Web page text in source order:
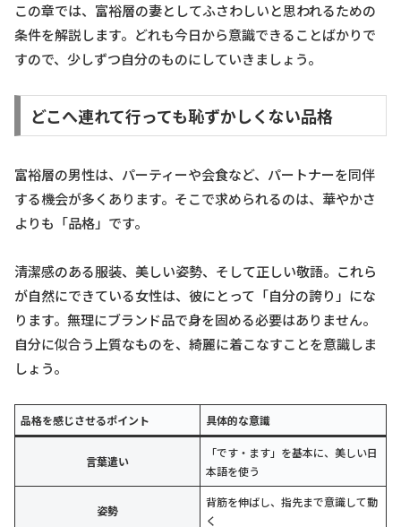
この章では、富裕層の妻としてふさわしいと思われるための
条件を解説します。どれも今日から意識できることばかりで
すので、少しずつ自分のものにしていきましょう。
どこへ連れて行っても恥ずかしくない品格
富裕層の男性は、パーティーや会食など、パートナーを同伴
する機会が多くあります。そこで求められるのは、華やかさ
よりも「品格」です。
清潔感のある服装、美しい姿勢、そして正しい敬語。これら
が自然にできている女性は、彼にとって「自分の誇り」にな
ります。無理にブランド品で身を固める必要はありません。
自分に似合う上質なものを、綺麗に着こなすことを意識しま
しょう。
品格を感じさせるポイント 具体的な意識
言葉遣い
「です・ます」を基本に、美しい日
本語を使う
姿勢
背筋を伸ばし、指先まで意識して動
く